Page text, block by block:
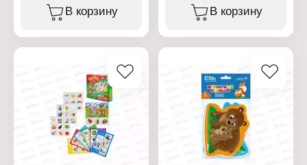
Вариация: контурный
Модель: "Львенок и
Размер элемента: 6х6 см
Размер собранного
пазла: 27х18 см
Количество элементов:
15 элементов
Упаковка: в коробке
Материал: картон
Рекомендуемый возраст:
В корзину
Вариация: контурный
Модель: "Котенок по
Размер элемента: 6х6 см
Размер собранного
пазла: 27х18 см
Количество элементов:
15 элементов
Упаковка: в коробке
Материал: картон
Рекомендуемый возраст:
от 2 лет
В корзину